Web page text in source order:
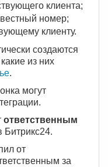
клиента;
номер;
клиенту.
создаются
из них
.
могут
ответственным
Битрикс24.
от
за